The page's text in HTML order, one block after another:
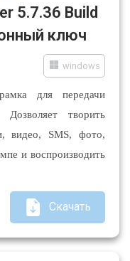
5.7.36 Build
ключ
windows
для передачи
творить
видео, SMS, фото,
и воспроизводить
Скачать